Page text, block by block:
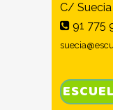
C/ Suecia
91 775